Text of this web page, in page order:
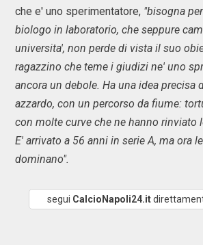
che e' uno sperimentatore, "bisogna
biologo in laboratorio, che seppure
universita', non perde di vista il suo
ragazzino che teme i giudizi ne' uno
ancora un debole. Ha una idea precisa
azzardo, con un percorso da fiume:
con molte curve che ne hanno rinviato
E' arrivato a 56 anni in serie A, ma ora
dominano".
segui CalcioNapoli24.it